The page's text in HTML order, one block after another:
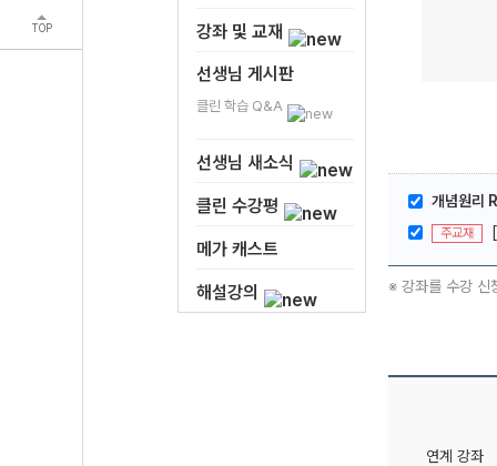
TOP
강좌 및 교재
선생님 게시판
클린 학습 Q&A
선생님 새소식
클린 수강평
메가 캐스트
해설강의
개념원리
주교재
※ 강좌를 수강 신
연계 강좌